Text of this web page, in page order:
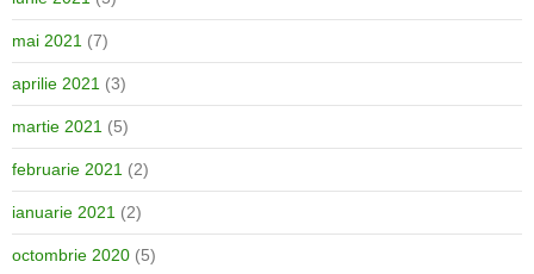
mai 2021 (7)
aprilie 2021 (3)
martie 2021 (5)
februarie 2021 (2)
ianuarie 2021 (2)
octombrie 2020 (5)